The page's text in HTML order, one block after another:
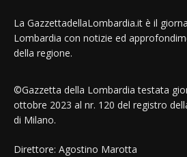
La GazzettadellaLombardia.it è il
Lombardia con notizie ed
della regione.
©Gazzetta della Lombardia testata
ottobre 2023 al nr. 120 del registro
di Milano.
Direttore: Agostino Marotta